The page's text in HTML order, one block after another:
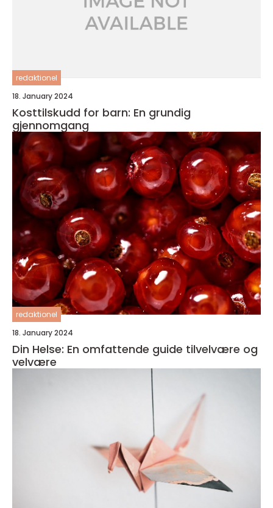
redaktionel
18. January 2024
Kosttilskudd for barn: En grundig
gjennomgang
redaktionel
18. January 2024
Din Helse: En omfattende guide tilvelvære og
velvære